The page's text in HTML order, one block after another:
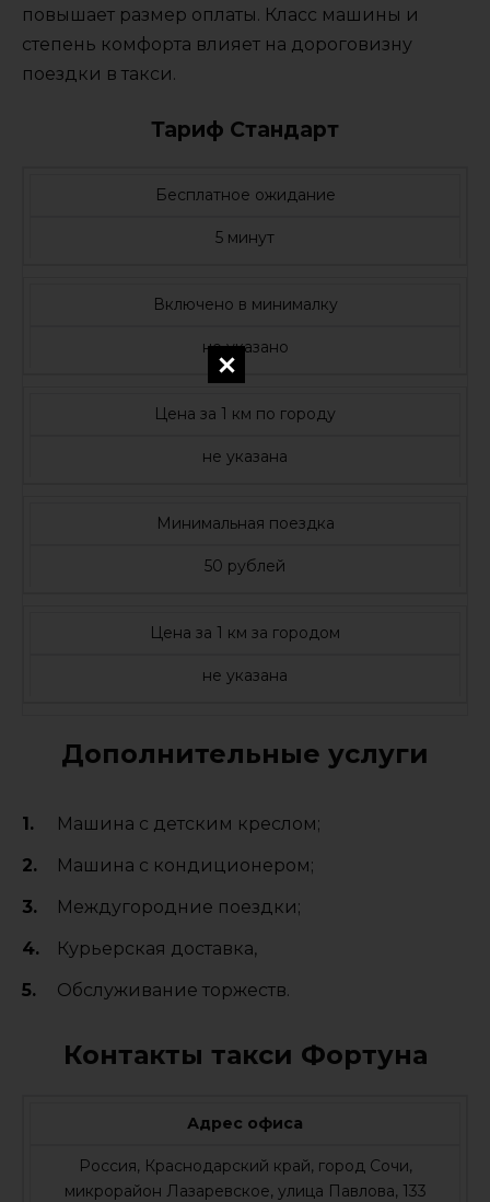
повышает размер оплаты. Класс машины и
степень комфорта влияет на дороговизну
поездки в такси.
Тариф Стандарт
Бесплатное ожидание
5 минут
Включено в минималку
не указано
Цена за 1 км по городу
не указана
Минимальная поездка
50 рублей
Цена за 1 км за городом
не указана
Дополнительные услуги
Машина с детским креслом;
Машина с кондиционером;
Междугородние поездки;
Курьерская доставка,
Обслуживание торжеств.
Контакты такси Фортуна
Адрес офиса
Россия, Краснодарский край, город Сочи,
микрорайон Лазаревское, улица Павлова, 133